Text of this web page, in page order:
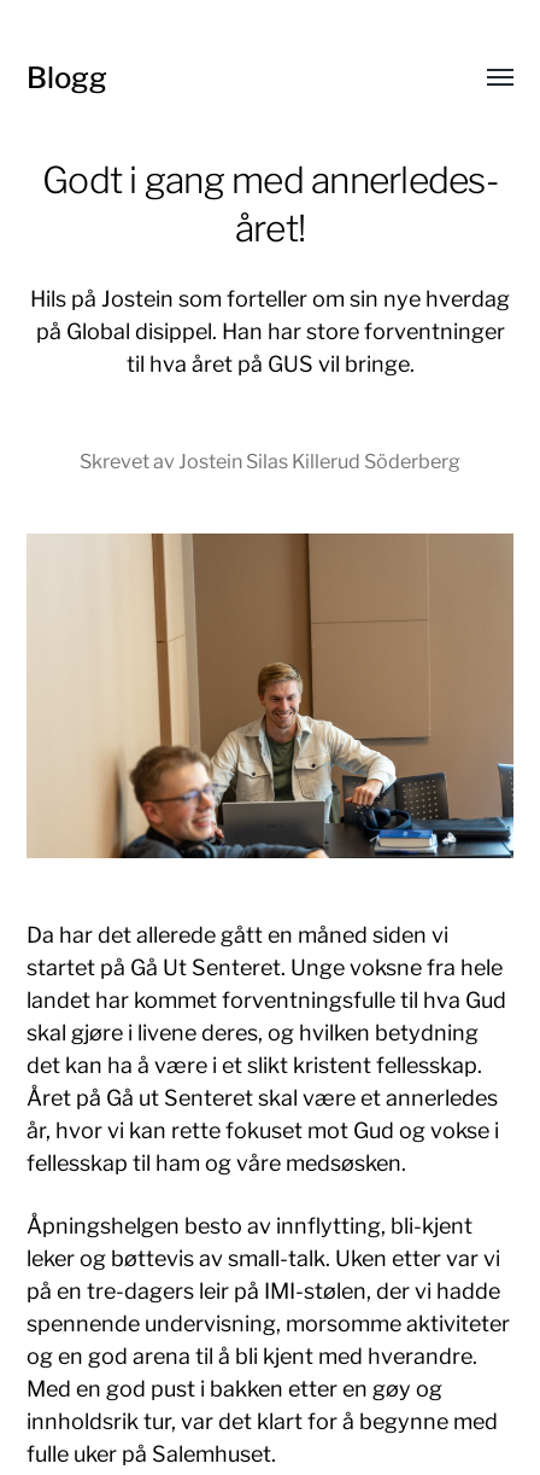
Blogg
Godt i gang med annerledes-
året!
Hils på Jostein som forteller om sin nye hverdag
på Global disippel. Han har store forventninger
til hva året på GUS vil bringe.
Skrevet av Jostein Silas Killerud Söderberg
Da har det allerede gått en måned siden vi
startet på Gå Ut Senteret. Unge voksne fra hele
landet har kommet forventningsfulle til hva Gud
skal gjøre i livene deres, og hvilken betydning
det kan ha å være i et slikt kristent fellesskap.
Året på Gå ut Senteret skal være et annerledes
år, hvor vi kan rette fokuset mot Gud og vokse i
fellesskap til ham og våre medsøsken.
Åpningshelgen besto av innflytting, bli-kjent
leker og bøttevis av small-talk. Uken etter var vi
på en tre-dagers leir på IMI-stølen, der vi hadde
spennende undervisning, morsomme aktiviteter
og en god arena til å bli kjent med hverandre.
Med en god pust i bakken etter en gøy og
innholdsrik tur, var det klart for å begynne med
fulle uker på Salemhuset.